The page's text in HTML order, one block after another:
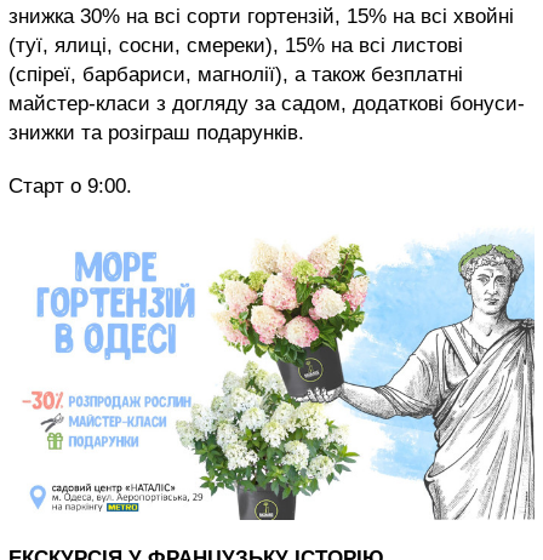
знижка 30% на всі сорти гортензій, 15% на всі хвойні
(туї, ялиці, сосни, смереки), 15% на всі листові
(спіреї, барбариси, магнолії), а також безплатні
майстер-класи з догляду за садом, додаткові бонуси-
знижки та розіграш подарунків.
Старт о 9:00.